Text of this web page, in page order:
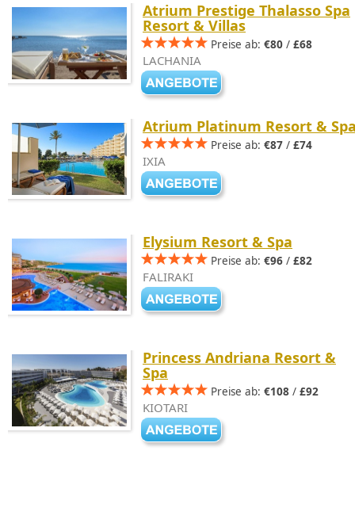
Atrium Prestige Thalasso Spa
Resort & Villas
Preise ab: €80 / £68
LACHANIA
Atrium Platinum Resort &
Preise ab: €87 / £74
IXIA
Elysium Resort & Spa
Preise ab: €96 / £82
FALIRAKI
Princess Andriana Resort &
Spa
Preise ab: €108 / £92
KIOTARI